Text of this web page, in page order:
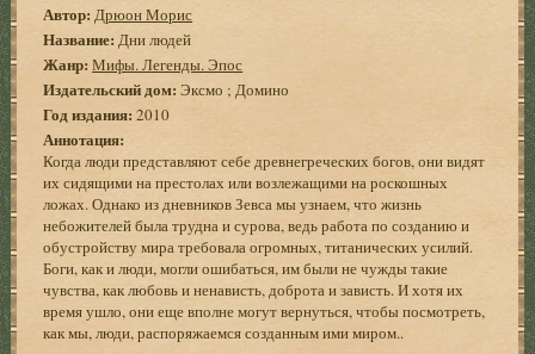
Автор: Дрюон Морис
Название: Дни людей
Жанр: Мифы. Легенды. Эпос
Издательский дом: Эксмо ; Домино
Год издания: 2010
Аннотация:
Когда люди представляют себе древнегреческих богов, они видят
их сидящими на престолах или возлежащими на роскошных
ложах. Однако из дневников Зевса мы узнаем, что жизнь
небожителей была трудна и сурова, ведь работа по созданию и
обустройству мира требовала огромных, титанических усилий.
Боги, как и люди, могли ошибаться, им были не чужды такие
чувства, как любовь и ненависть, доброта и зависть. И хотя их
время ушло, они еще вполне могут вернуться, чтобы посмотреть,
как мы, люди, распоряжаемся созданным ими миром..